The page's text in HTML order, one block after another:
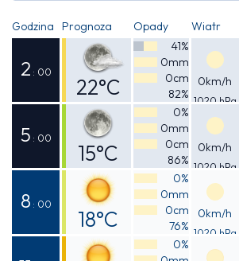
Godzina Prognoza Opady Wiatr
2 : 00
22°C
Odczuwalna
22°C
41%
0mm
0cm
82%
0km/h
1020 hPa
5 : 00
15°C
Odczuwalna
15°C
0%
0mm
0cm
86%
0km/h
1020 hPa
8 : 00
18°C
Odczuwalna
0%
0mm
0cm
76%
0km/h
1020 hPa
0%